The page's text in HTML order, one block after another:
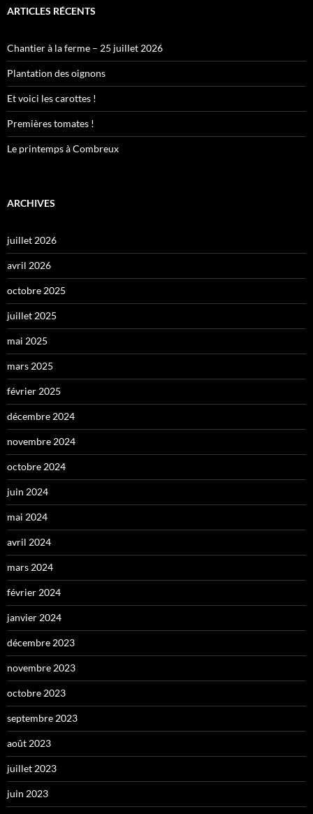
ARTICLES RÉCENTS
Chantier à la ferme – 25 juillet 2026
Plantation des oignons
Et voici les carottes !
Premières tomates !
Le printemps à Combreux
ARCHIVES
juillet 2026
avril 2026
octobre 2025
juillet 2025
mai 2025
mars 2025
février 2025
décembre 2024
novembre 2024
octobre 2024
juin 2024
mai 2024
avril 2024
mars 2024
février 2024
janvier 2024
décembre 2023
novembre 2023
octobre 2023
septembre 2023
août 2023
juillet 2023
juin 2023